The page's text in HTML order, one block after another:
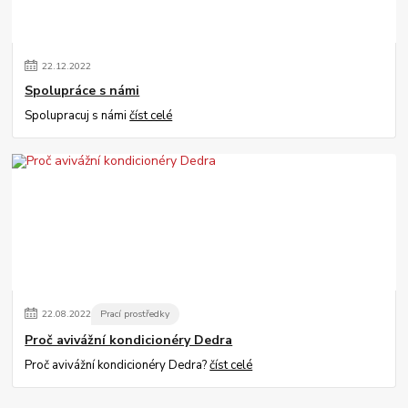
22.12.2022
Spolupráce s námi
Spolupracuj s námičíst celé
22.08.2022 Prací prostředky
Proč avivážní kondicionéry Dedra
Proč avivážní kondicionéry Dedra?číst celé